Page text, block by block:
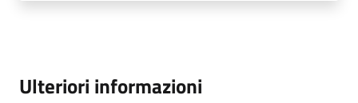
Ulteriori informazioni